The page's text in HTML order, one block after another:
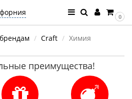
город —
0
Craft Химия
преимущества!